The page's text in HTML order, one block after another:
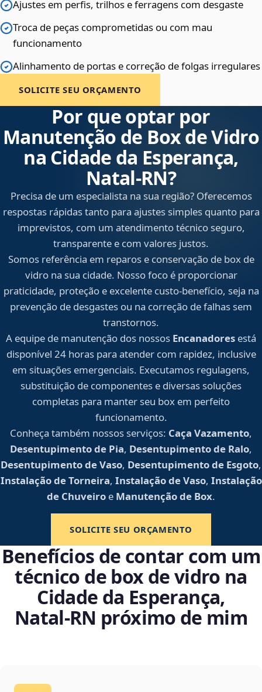
Ajustes em perfis, trilhos e ferragens com desgaste
Troca de peças comprometidas ou com mau
funcionamento
Alinhamento de portas e correção de folgas irregulares
SOLICITE SEU ORÇAMENTO
Por que optar por
Manutenção de Box de Vidro
na Cidade da Esperança,
Natal‑RN?
Precisa de um especialista na sua região? Oferecemos
respostas rápidas tanto para ajustes simples quanto para
imprevistos, com um atendimento técnico seguro,
transparente e com valores justos.
Somos referência em reparos e conservação de box de
vidro na sua cidade. Nosso foco é proporcionar
praticidade, proteção e excelente custo-benefício, seja na
prevenção de desgastes ou na correção de falhas sem
transtornos.
A equipe de manutenção dos nossos Encanadores está
disponível 24 horas para atender com rapidez, inclusive
em situações emergenciais. Executamos regulagens,
substituição de componentes e diversas soluções
completas para manter seu box em perfeito
funcionamento.
Conheça também nossos serviços: Caça Vazamento,
Desentupimento de Pia, Desentupimento de Ralo,
Desentupimento de Vaso, Desentupimento de Esgoto,
Instalação de Torneira, Instalação de Vaso, Instalação
de Chuveiro e Manutenção de Box.
SOLICITE SEU ORÇAMENTO
Benefícios de contar com um
técnico de box de vidro na
Cidade da Esperança,
Natal‑RN próximo de mim